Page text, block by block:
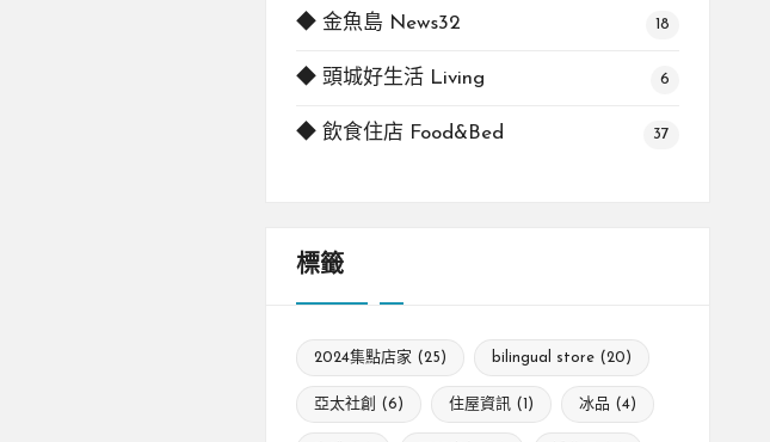
◆ 金魚島 News32 18
◆ 頭城好生活 Living 6
◆ 飲食住店 Food&Bed 37
標籤
2024集點店家 (25) bilingual store(20)
亞太社創 (6) 住屋資訊(1) 冰品 (4)